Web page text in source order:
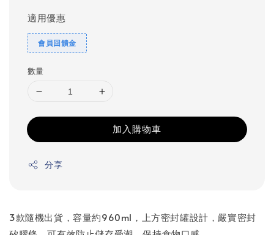
適用優惠
會員回饋金
數量
加入購物車
分享
3款隨機出貨，容量約960ml，上方密封罐設計，嚴實密封